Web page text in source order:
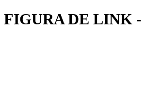
FIGURA DE LINK